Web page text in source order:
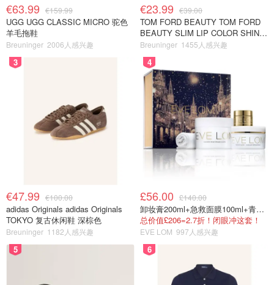
€63.99 €159.99
UGG UGG CLASSIC MICRO 驼色
羊毛拖鞋
Breuninger 2006人感兴趣
€23.99 €39.00
TOM FORD BEAUTY TOM FORD
BEAUTY SLIM LIP COLOR SHINE
口红 open back色
Breuninger 1455人感兴趣
3
€47.99 €100.00
adidas Originals adidas Originals
TOKYO 复古休闲鞋 深棕色
Breuninger 1182人感兴趣
4
£56.00 £140.00
卸妆膏200ml+急救面膜100ml+青春面霜15ml
总价值£206=2.7折！闭眼冲这套！
EVE LOM 997人感兴趣
5 6